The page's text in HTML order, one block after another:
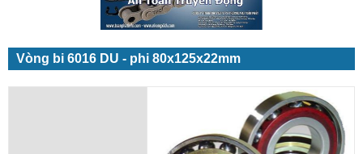
Vòng bi 6016 DU - phi 80x125x22mm